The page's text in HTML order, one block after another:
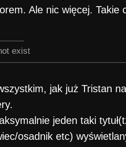
Ale nic więcej.
exist
jak już Tristan
jeden taki
osadnik etc)